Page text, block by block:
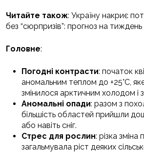
Читайте також: Україну накриє
без “сюрпризів”: прогноз на тиждень
Головне:
Погодні контрасти: початок
аномальним теплом до +25°C,
змінилося арктичним холодом і
Аномальні опади: разом з
більшість областей прийшли
або навіть сніг.
Стрес для рослин: різка зміна
загальмувала ріст деяких